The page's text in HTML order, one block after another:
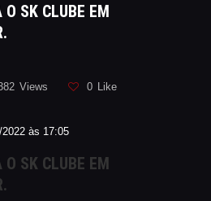
2025
DE SER
SK CLUBE EM
Views 0 Like
2022 às 17:05
SK CLUBE EM